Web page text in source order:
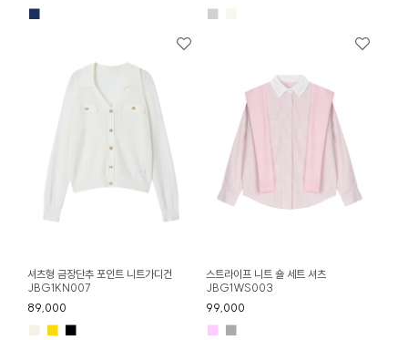
■ ■
셔츠형 금장단추 포인트 니트가디건
JBG1KN007
89,000
■ ■
스트라이프 니트 숄 세트 셔츠
JBG1WS003
99,000
■ ■